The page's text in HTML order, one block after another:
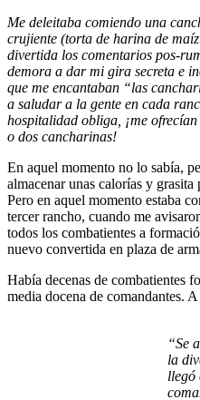
Me deleitaba comiendo una
crujiente (torta de harina de
divertida los comentarios pos-
demora a dar mi gira secreta e
que me encantaban “las
a saludar a la gente en cada
hospitalidad obliga, ¡me
o dos cancharinas!
En aquel momento no lo sabía,
almacenar unas calorías y
Pero en aquel momento estaba
tercer rancho, cuando me
todos los combatientes a
nuevo convertida en plaza de
Había decenas de combatientes
media docena de comandantes.
“Se
la
llegó